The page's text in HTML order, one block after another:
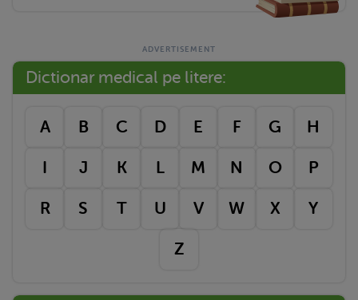
Dictionar medical pe litere:
A B C D E F G H
I J K L M N O P
R S T U V W X Y
Z